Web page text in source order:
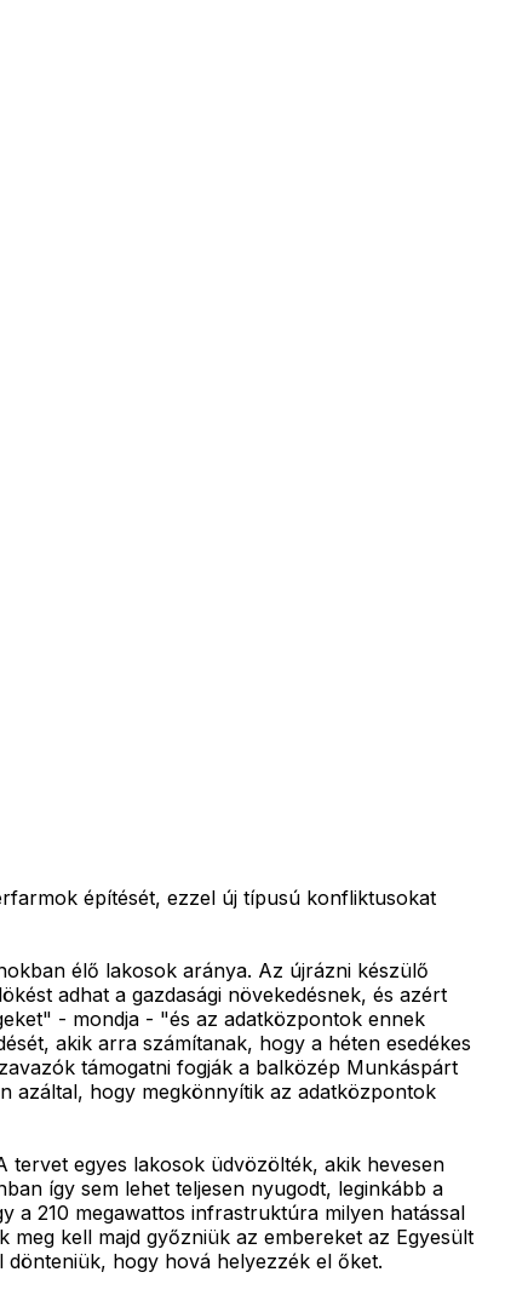
építését, ezzel új típusú konfliktusokat
élő lakosok aránya. Az újrázni készülő
adhat a gazdasági növekedésnek, és azért
- mondja - "és az adatközpontok ennek
akik arra számítanak, hogy a héten esedékes
támogatni fogják a balközép Munkáspárt
azáltal, hogy megkönnyítik az adatközpontok
tervet egyes lakosok üdvözölték, akik hevesen
így sem lehet teljesen nyugodt, leginkább a
a 210 megawattos infrastruktúra milyen hatással
kell majd győzniük az embereket az Egyesült
hogy hová helyezzék el őket.